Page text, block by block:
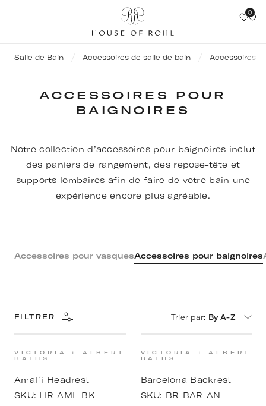
0
Salle de Bain Accessoires de salle de bain Accessoires
ACCESSOIRES POUR
BAIGNOIRES
Notre collection d’accessoires pour baignoires inclut
des paniers de rangement, des repose-tête et
supports lombaires afin de faire de votre bain une
expérience encore plus agréable.
Accessoires pour vasquesAccessoires pour baignoires
FILTRER Trier par: By A-Z
VICTORIA + ALBERT
BATHS
Amalfi Headrest
SKU: HR-AML-BK
VICTORIA + ALBERT
BATHS
Barcelona Backrest
SKU: BR-BAR-AN